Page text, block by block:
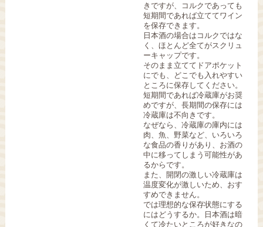
きですが、コルクであっても
短期間であれば立ててワイン
を保存できます。
日本酒の場合はコルクではな
く、ほとんど全てがスクリュ
ーキャップです。
そのまま立ててドアポケット
にでも、どこでも入れやすい
ところに保存してください。
短期間であれば冷蔵庫がお奨
めですが、長期間の保存には
冷蔵庫は不向きです。
なぜなら、冷蔵庫の庫内には
肉、魚、野菜など、いろいろ
な食品の香りがあり、お酒の
中に移ってしまう可能性があ
るからです。
また、開閉の激しい冷蔵庫は
温度変化が激しいため、おす
すめできません。
では理想的な保存状態にする
にはどうするか。日本酒は暗
くて冷たいところが好きなの